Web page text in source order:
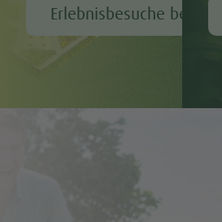
Erlebnisbesuche bei